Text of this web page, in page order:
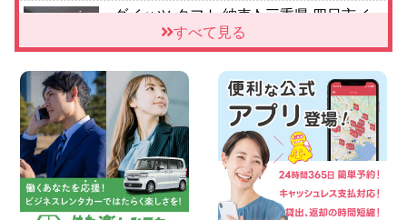
ダイハツ タフト 納車♪ 三重県 四日市イ
ンター店
100円レンタカー 四日市インター
夏季休暇のお知らせ 東京都 墨田両国店
100円レンタカー 墨田両国
2026年08月07日
三河安城店 8月後半のレンタカー予約は
お早めに♪ルーミーご予約受付中です! 愛
知県 三河安城店
100円レンタカー 三河安城
2026年08月07日
すべて見る